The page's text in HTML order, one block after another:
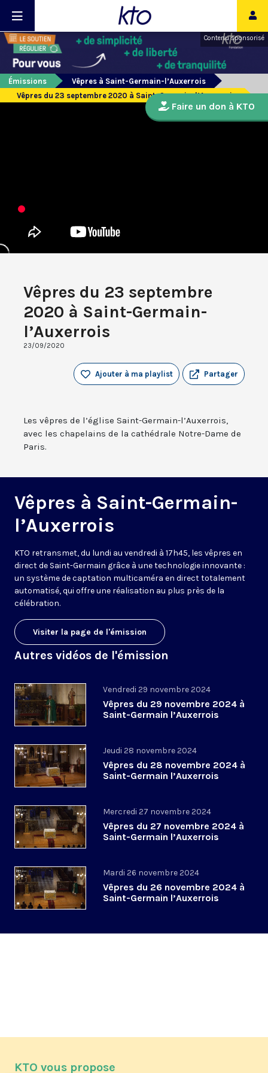
Contenu sponsorisé
Émissions
Vêpres à Saint-Germain-l’Auxerrois
Vêpres du 23 septembre 2020 à Saint-Germain-l’Auxerrois
Vêpres du 23 septembre
2020 à Saint-Germain-
l’Auxerrois
23/09/2020
Partager
Ajouter à ma playlist
Les vêpres de l’église Saint-Germain-l’Auxerrois,
avec les chapelains de la cathédrale Notre-Dame de
Paris.
Vêpres à Saint-Germain-
l’Auxerrois
KTO retransmet, du lundi au vendredi à 17h45, les vêpres en
direct de Saint-Germain grâce à une technologie innovante :
un système de captation multicaméra en direct totalement
automatisé, qui offre une réalisation au plus près de la
célébration.
Visiter la page de l'émission
Autres vidéos de l'émission
Vendredi 29 novembre 2024
Vêpres du 29 novembre 2024 à
Saint-Germain l’Auxerrois
Jeudi 28 novembre 2024
Vêpres du 28 novembre 2024 à
Saint-Germain l’Auxerrois
Mercredi 27 novembre 2024
Vêpres du 27 novembre 2024 à
Saint-Germain l’Auxerrois
Mardi 26 novembre 2024
Vêpres du 26 novembre 2024 à
Saint-Germain l’Auxerrois
Faire un don à KTO
KTO vous propose